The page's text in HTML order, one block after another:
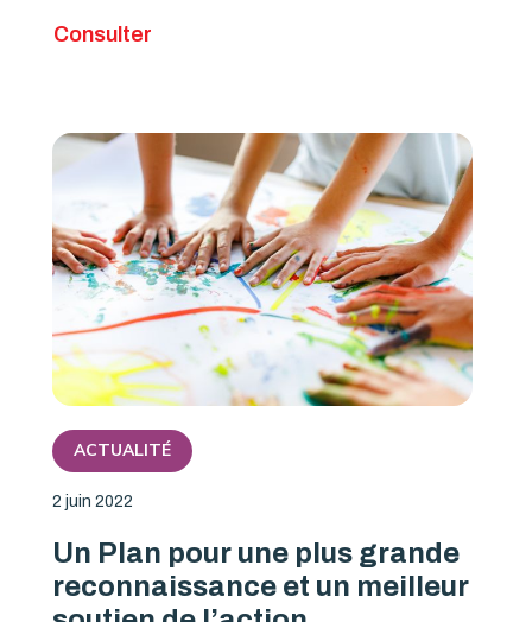
Consulter
ACTUALITÉ
2 juin 2022
Un Plan pour une plus grande
reconnaissance et un meilleur